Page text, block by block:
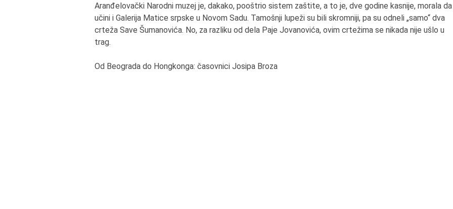
Aranđelovački Narodni muzej je, dakako, pooštrio sistem zaštite, a to je, dve godine kasnije, morala da
učini i Galerija Matice srpske u Novom Sadu. Tamošnji lupeži su bili skromniji, pa su odneli „samo“ dva
crteža Save Šumanovića. No, za razliku od dela Paje Jovanovića, ovim crtežima se nikada nije ušlo u
trag.
Od Beograda do Hongkonga: časovnici Josipa Broza